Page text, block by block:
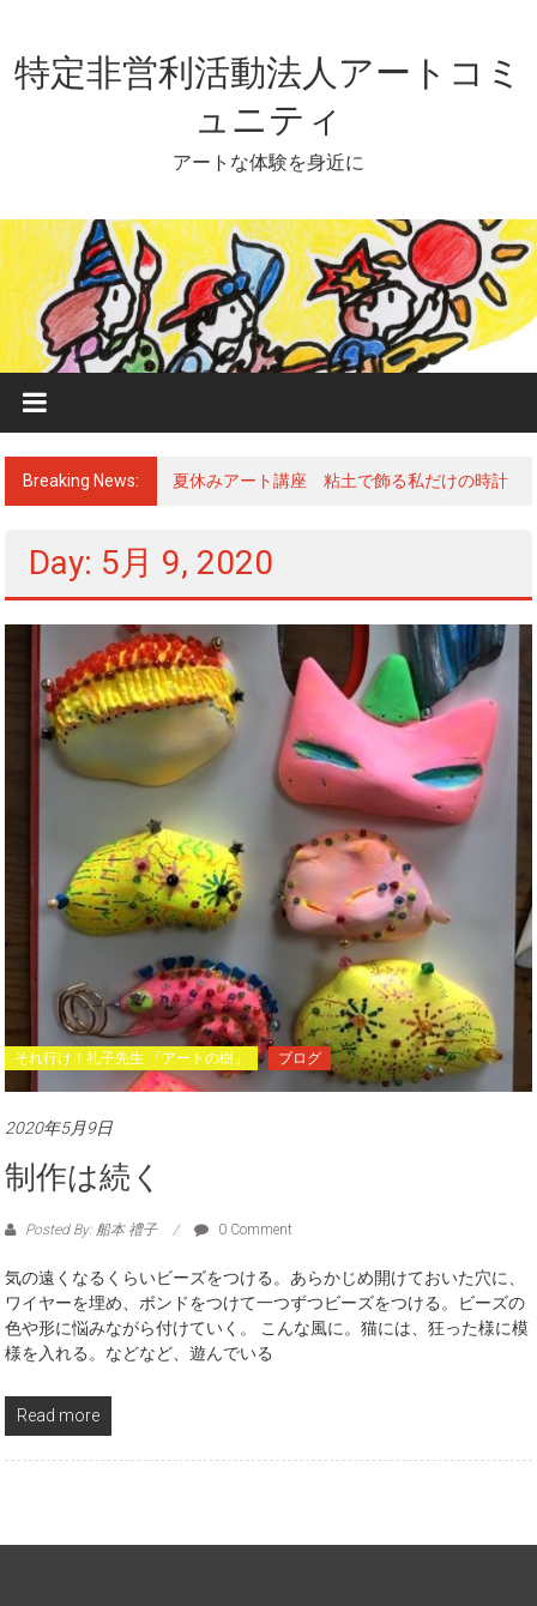
content
特定非営利活動法人アートコミ
ュニティ
アートな体験を身近に
Breaking News: 夏休みアート講座 粘土で飾る私だけの時計
Day: 5月 9, 2020
それ行け！礼子先生 「アートの樹」 ブログ
2020年5月9日
制作は続く
Posted By: 船本 禮子 0 Comment
気の遠くなるくらいビーズをつける。あらかじめ開けておいた穴に、
ワイヤーを埋め、ボンドをつけて一つずつビーズをつける。ビーズの
色や形に悩みながら付けていく。 こんな風に。猫には、狂った様に模
様を入れる。などなど、遊んでいる
Read more